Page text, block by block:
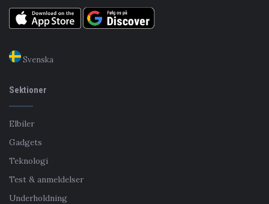
Svenska
Sektioner
Elbiler
Gadgets
Teknologi
Test & anmeldelser
Underholdning